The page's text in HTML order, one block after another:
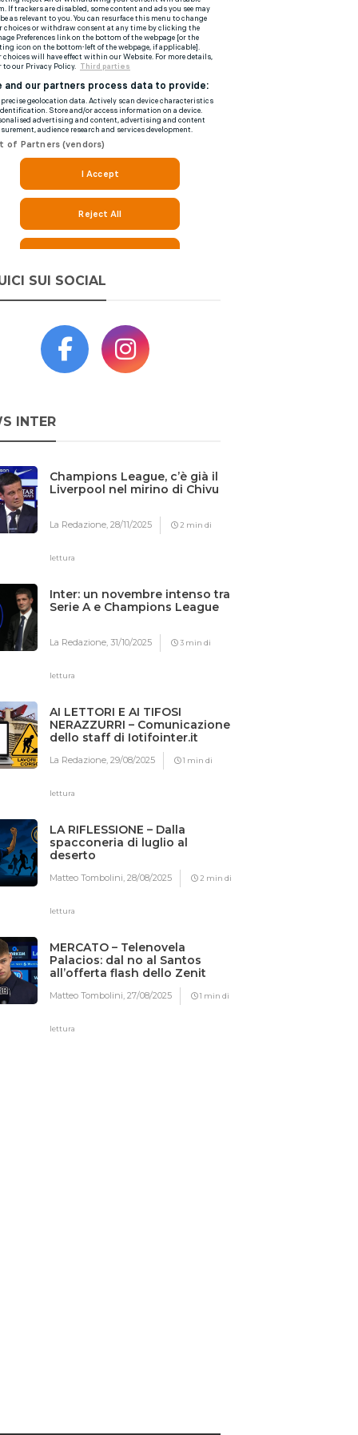
SUI SOCIAL
INTER
Champions League, c’è già il
Liverpool nel mirino di Chivu
La Redazione,28/11/2025 2 min di
lettura
Inter: un novembre intenso tra
Serie A e Champions League
La Redazione,31/10/2025 3 min di
lettura
AI LETTORI E AI TIFOSI
NERAZZURRI – Comunicazione
dello staff di Iotifointer.it
La Redazione,29/08/2025 1 min di
lettura
LA RIFLESSIONE – Dalla
spacconeria di luglio al
deserto
Matteo Tombolini,28/08/2025 2 min di
lettura
MERCATO – Telenovela
Palacios: dal no al Santos
all’offerta flash dello Zenit
Matteo Tombolini,27/08/2025 1 min di
lettura